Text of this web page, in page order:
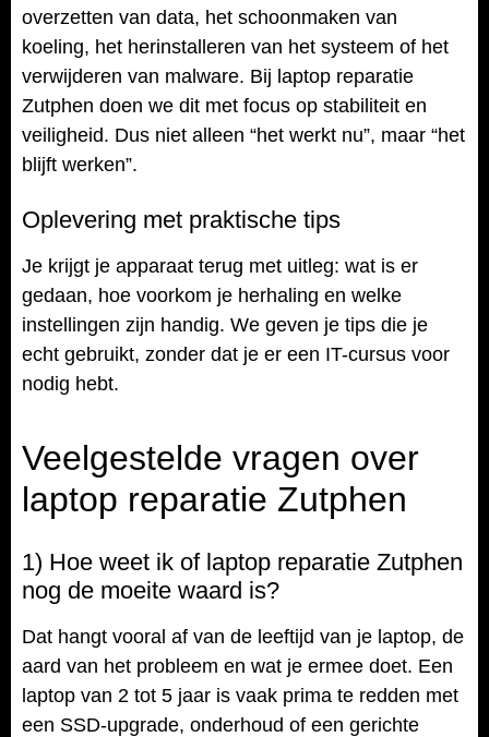
overzetten van data, het schoonmaken van
koeling, het herinstalleren van het systeem of het
verwijderen van malware. Bij laptop reparatie
Zutphen doen we dit met focus op stabiliteit en
veiligheid. Dus niet alleen “het werkt nu”, maar “het
blijft werken”.
Oplevering met praktische tips
Je krijgt je apparaat terug met uitleg: wat is er
gedaan, hoe voorkom je herhaling en welke
instellingen zijn handig. We geven je tips die je
echt gebruikt, zonder dat je er een IT-cursus voor
nodig hebt.
Veelgestelde vragen over
laptop reparatie Zutphen
1) Hoe weet ik of laptop reparatie Zutphen
nog de moeite waard is?
Dat hangt vooral af van de leeftijd van je laptop, de
aard van het probleem en wat je ermee doet. Een
laptop van 2 tot 5 jaar is vaak prima te redden met
een SSD-upgrade, onderhoud of een gerichte